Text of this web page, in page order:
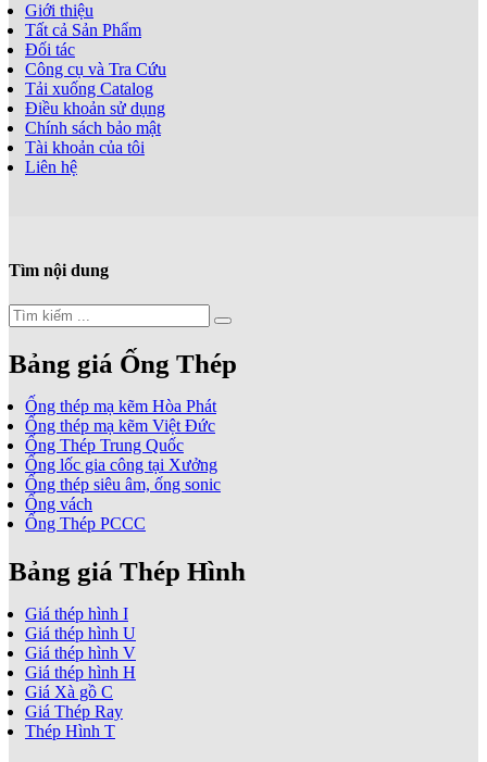
Giới thiệu
Tất cả Sản Phẩm
Đối tác
Công cụ và Tra Cứu
Tải xuống Catalog
Điều khoản sử dụng
Chính sách bảo mật
Tài khoản của tôi
Liên hệ
Tìm nội dung
Bảng giá Ống Thép
Ống thép mạ kẽm Hòa Phát
Ống thép mạ kẽm Việt Đức
Ống Thép Trung Quốc
Ống lốc gia công tại Xưởng
Ống thép siêu âm, ống sonic
Ống vách
Ống Thép PCCC
Bảng giá Thép Hình
Giá thép hình I
Giá thép hình U
Giá thép hình V
Giá thép hình H
Giá Xà gồ C
Giá Thép Ray
Thép Hình T